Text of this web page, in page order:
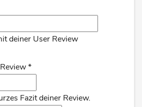
deiner User Review
*
Fazit deiner Review.